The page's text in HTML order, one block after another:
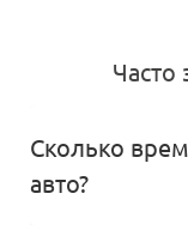
Часто
Сколько
авто?